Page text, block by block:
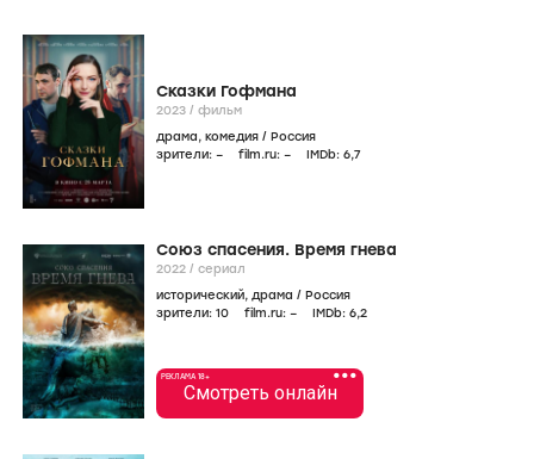
Сказки Гофмана
2023 / фильм
драма, комедия / Россия
зрители: – film.ru: – IMDb: 6,7
Союз спасения. Время гнева
2022 / сериал
исторический, драма / Россия
зрители: 10 film.ru: – IMDb: 6,2
•••
РЕКЛАМА 18+
Смотреть онлайн